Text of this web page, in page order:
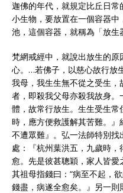
迦佛的年代，就規定比丘日
小生物，要放置在一個容器
池，這個容器，就稱為「放生
梵網戒經中，就說出放生的
心。…若佛子，以慈心故行放
我母，我生生無不從之受生
者，即殺我父母亦殺我故身
體，故常行放生。生生受生
時，應方便救護解其苦難。』
不遭眾難』。弘一法師特別
處：『杭州葉洪五，九歲時
愈。先是彼甚聰穎，家人皆愛
其祖母指錢曰：“病至不起，
錢盡，病遂全愈矣。』另一則